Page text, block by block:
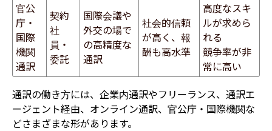
官公
庁・
国際
機関
通訳
契約
社
員・
委託
国際会議や
外交の場で
の高精度な
通訳
社会的信頼
が高く、報
酬も高水準
高度なスキ
ルが求めら
れる
競争率が非
常に高い
通訳の働き方には、企業内通訳やフリーランス、通訳エ
ージェント経由、オンライン通訳、官公庁・国際機関な
どさまざまな形があります。